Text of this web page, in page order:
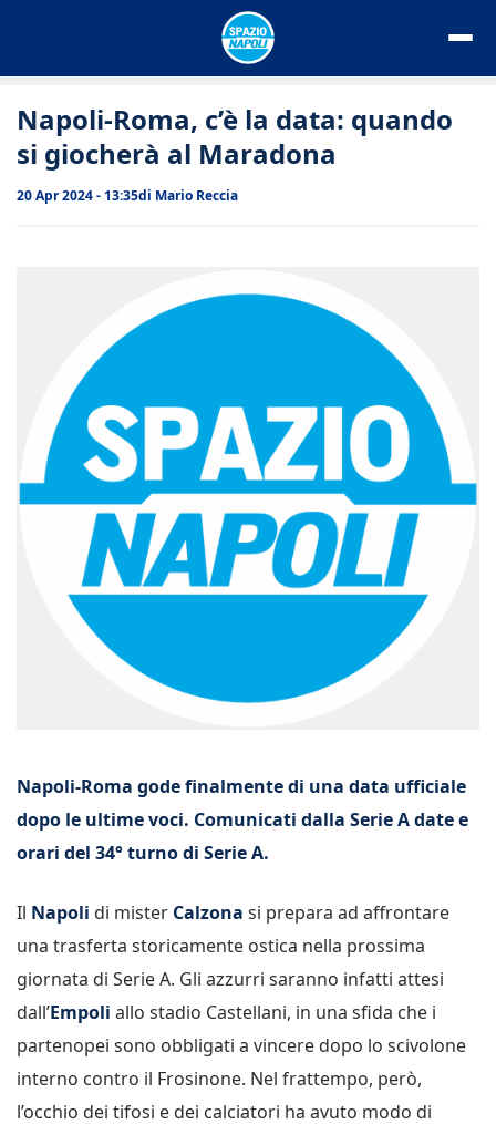
Napoli-Roma, c’è la data: quando
si giocherà al Maradona
20 Apr 2024 - 13:35di Mario Reccia
Napoli-Roma gode finalmente di una data ufficiale
dopo le ultime voci. Comunicati dalla Serie A date e
orari del 34° turno di Serie A.
Il Napoli di mister Calzona si prepara ad affrontare
una trasferta storicamente ostica nella prossima
giornata di Serie A. Gli azzurri saranno infatti attesi
dall’Empoli allo stadio Castellani, in una sfida che i
partenopei sono obbligati a vincere dopo lo scivolone
interno contro il Frosinone. Nel frattempo, però,
l’occhio dei tifosi e dei calciatori ha avuto modo di